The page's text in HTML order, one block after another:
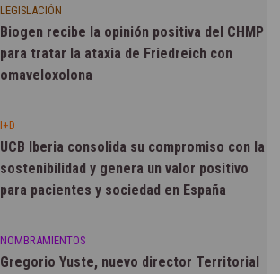
LEGISLACIÓN
Biogen recibe la opinión positiva del CHMP
para tratar la ataxia de Friedreich con
omaveloxolona
I+D
UCB Iberia consolida su compromiso con la
sostenibilidad y genera un valor positivo
para pacientes y sociedad en España
NOMBRAMIENTOS
Gregorio Yuste, nuevo director Territorial